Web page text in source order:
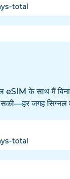
total
eSIM के साथ मैं
सकी—हर जगह सिग्नल
total